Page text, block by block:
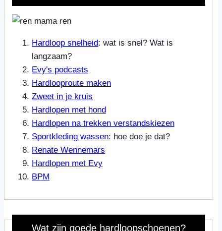
Hardloop snelheid: wat is snel? Wat is
langzaam?
Evy's podcasts
Hardlooproute maken
Zweet in je kruis
Hardlopen met hond
Hardlopen na trekken verstandskiezen
Sportkleding wassen: hoe doe je dat?
Renate Wennemars
Hardlopen met Evy
BPM
Wat zijn goede hardloopschoenen?